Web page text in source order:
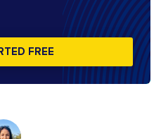
FREE